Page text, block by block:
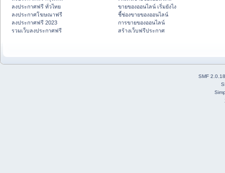
ลงประกาศฟรี ทั่วไทย
ลงประกาศโฆษณาฟรี
ลงประกาศฟรี 2023
รวมเว็บลงประกาศฟรี
ขายของออนไลน์ เริ่มยังไง
ชี้ช่องขายของออนไลน์
การขายของออนไลน์
สร้างเว็บฟรีประกาศ
SMF 2.0.18